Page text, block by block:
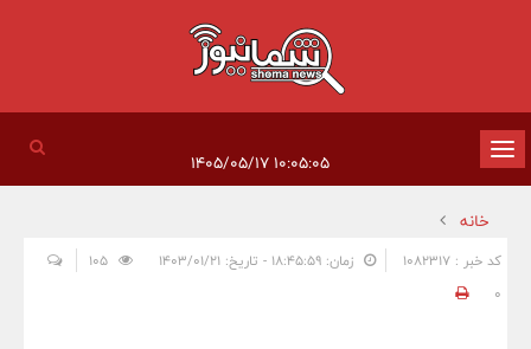
تغییر
وضعیت
ناوبری
خانه
کد خبر : 1082317 زمان: ۱۸:۴۵:۵۹ - تاریخ: ۱۴۰۳/۰۱/۲۱
0